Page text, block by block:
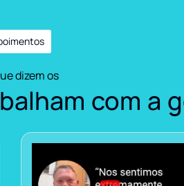
dizem os
com a